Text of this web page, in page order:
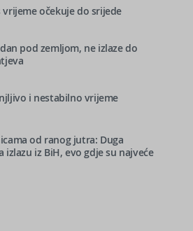
vrijeme očekuje do srijede
pod zemljom, ne izlaze do
i nestabilno vrijeme
od ranog jutra: Duga
izlazu iz BiH, evo gdje su najveće